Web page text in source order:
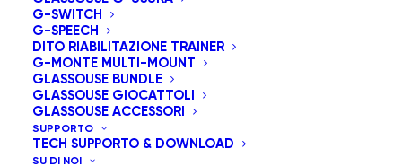
G-SWITCH
G-SPEECH
DITO RIABILITAZIONE TRAINER
G-MONTE MULTI-MOUNT
GLASSOUSE BUNDLE
GLASSOUSE GIOCATTOLI
GLASSOUSE ACCESSORI
SUPPORTO
TECH SUPPORTO & DOWNLOAD
SU DI NOI